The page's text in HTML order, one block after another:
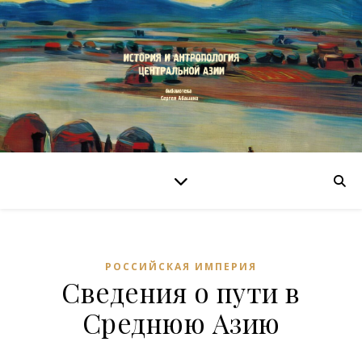
РОССИЙСКАЯ ИМПЕРИЯ
Сведения о пути в
Среднюю Азию